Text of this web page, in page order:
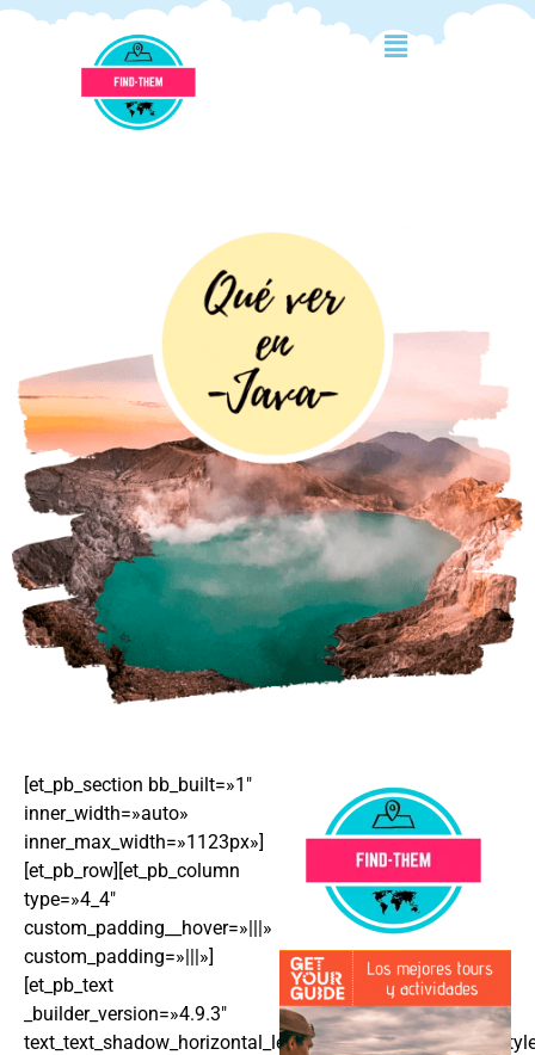
[et_pb_section bb_built=»1″
inner_width=»auto»
inner_max_width=»1123px»]
[et_pb_row][et_pb_column
type=»4_4″
custom_padding__hover=»|||»
custom_padding=»|||»]
[et_pb_text
_builder_version=»4.9.3″